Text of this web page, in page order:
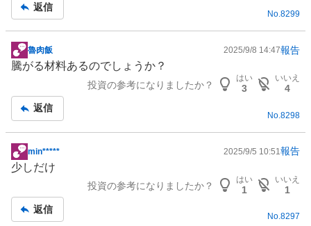
事
返信
No.8299
掲
示
事
魯肉飯 2025/9/8 14:47報告
騰がる材料あるのでしょうか？
投資の参考になりましたか？
はい
3
いいえ
4
返信
No. 8298
掲
示
事
min***** 2025/9/5 10:51 報告
少しだけ
投資の参考になりましたか？
はい
1
いいえ
1
返信
No.8297